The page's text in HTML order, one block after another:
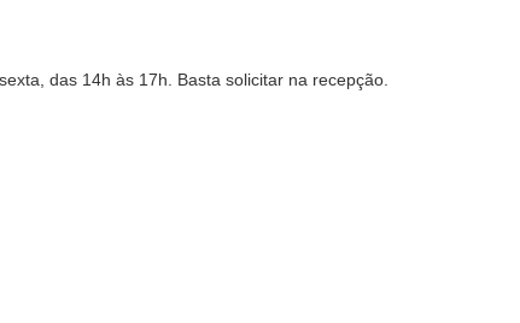
das 14h às 17h. Basta solicitar na recepção.